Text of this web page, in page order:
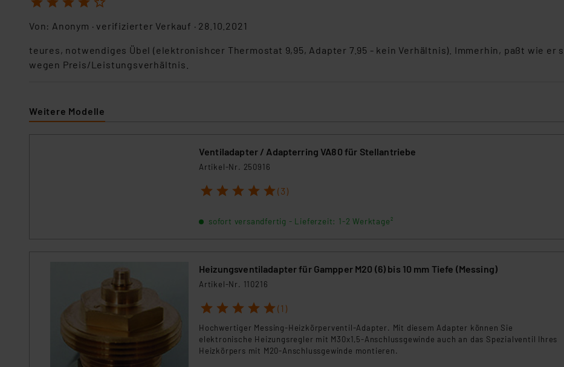
Daten in Überwachungsprogrammen verarbeiten, ohne dass hiergegen Klagemöglichkeiten für
Unsere Kooperation mit diesen Dienstleistern stützt sich auf die Standarddatenschutzklauseln der
Kommission sowie einer eigenen Beurteilung der mit der Datenübermittlung, insbesondere der Art
Von: Anonym · verifizierter Verkauf · 28.10.2021
teures, notwendiges Übel (elektronishcer Thermostat 9,95, Adapter 7.95 - kein Verhältnis). Immerhin, paßt wie er
wegen Preis/Leistungsverhältnis.
Weitere Modelle
Ventiladapter / Adapterring VA80 für Stellantriebe
Artikel-Nr. 250916
1 2 3 4 5 (3)
sofort versandfertig - Lieferzeit: 1-2 Werktage²
Heizungsventiladapter für Gampper M20 (6) bis 10 mm Tiefe (Messing)
Artikel-Nr. 110216
1 2 3 4 5 (1)
Hochwertiger Messing-Heizkörperventil-Adapter. Mit diesem Adapter können Sie
elektronische Heizungsregler mit M30x1,5-Anschlussgewinde auch an das Spezialventil Ihres
Heizkörpers mit M20-Anschlussgewinde montieren.